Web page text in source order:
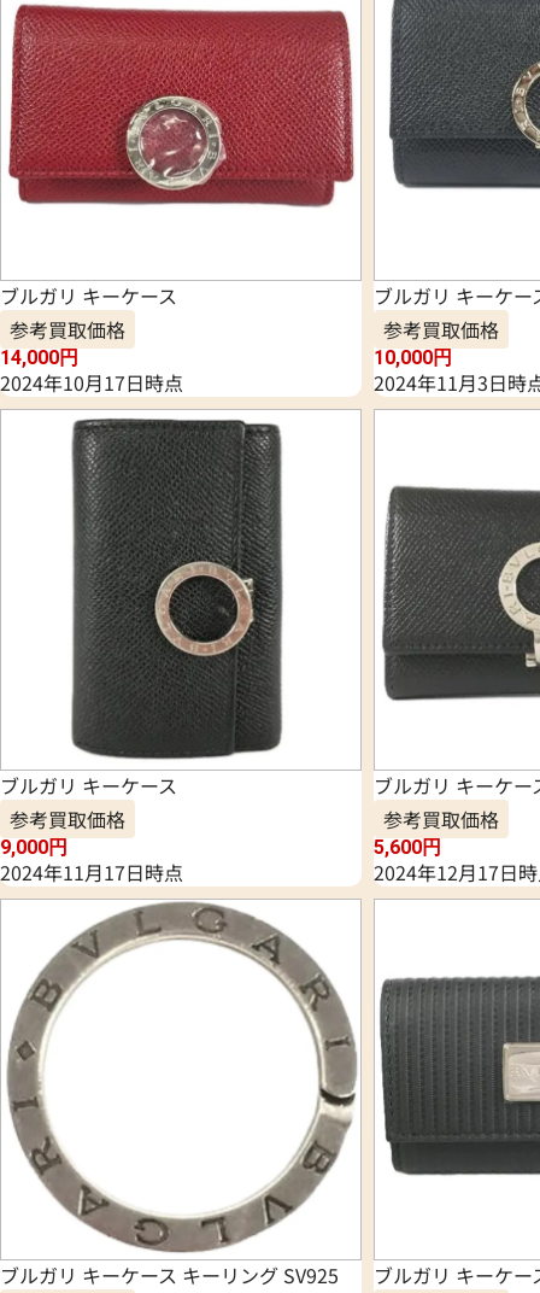
ブルガリ キーケース
参考買取価格
14,000円
2024年10月17日時点
ブルガリ キーケー
参考買取価格
10,000円
2024年11月3日時
ブルガリ キーケース
参考買取価格
9,000円
2024年11月17日時点
ブルガリ キーケー
参考買取価格
5,600円
2024年12月17日
ブルガリ キーケース キーリング SV925
ブルガリ キーケー